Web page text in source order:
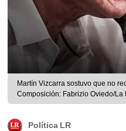
Martín Vizcarra sostuvo que no
Composición: Fabrizio Oviedo/La
Política LR